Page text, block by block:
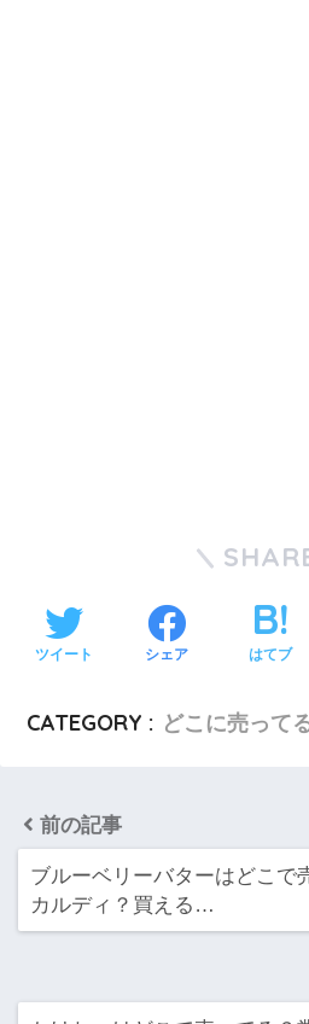
ツイート シェア はてブ
CATEGORY : どこに売って
前の記事
ブルーベリーバターはどこで
カルディ？買える…